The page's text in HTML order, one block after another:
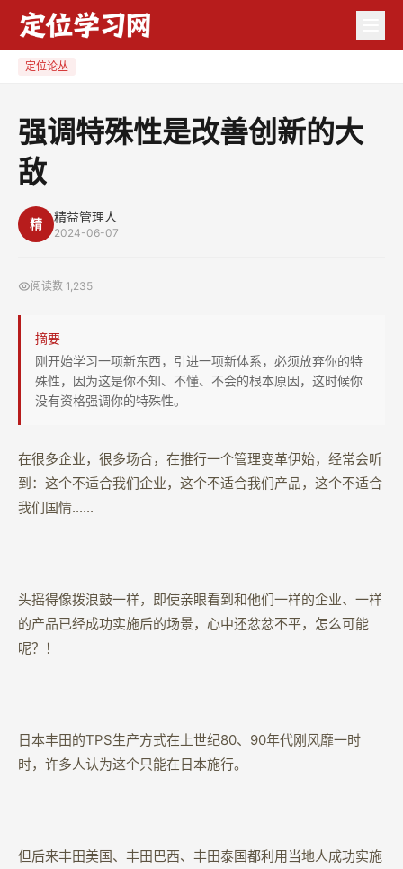
定位论丛
强调特殊性是改善创新的大
敌
精 精益管理人
2024-06-07
阅读数 1,235
摘要
刚开始学习一项新东西，引进一项新体系，必须放弃你的特
殊性，因为这是你不知、不懂、不会的根本原因，这时候你
没有资格强调你的特殊性。
在很多企业，很多场合，在推行一个管理变革伊始，经常会听
到：这个不适合我们企业，这个不适合我们产品，这个不适合
我们国情......
头摇得像拨浪鼓一样，即使亲眼看到和他们一样的企业、一样
的产品已经成功实施后的场景，心中还忿忿不平，怎么可能
呢？！
日本丰田的TPS生产方式在上世纪80、90年代刚风靡一时
时，许多人认为这个只能在日本施行。
但后来丰田美国、丰田巴西、丰田泰国都利用当地人成功实施